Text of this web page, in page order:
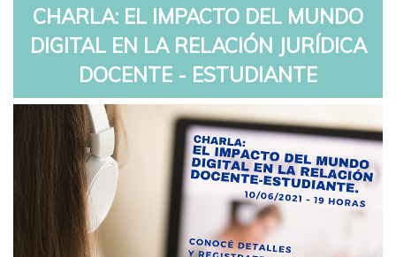
CHARLA: EL IMPACTO DEL MUNDO
DIGITAL EN LA RELACIÓN JURÍDICA
DOCENTE - ESTUDIANTE